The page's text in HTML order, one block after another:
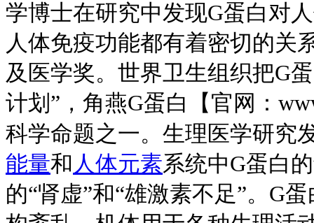
学博士在研究中发现G蛋白对
人体免疫功能都有着密切的关
及医学奖。世界卫生组织把G
计划”， 角燕G蛋白【官网：
科学命题之一。生理医学研究
能量和 人体元素系统中G蛋白
的“肾虚”和“雄激素不足”。G